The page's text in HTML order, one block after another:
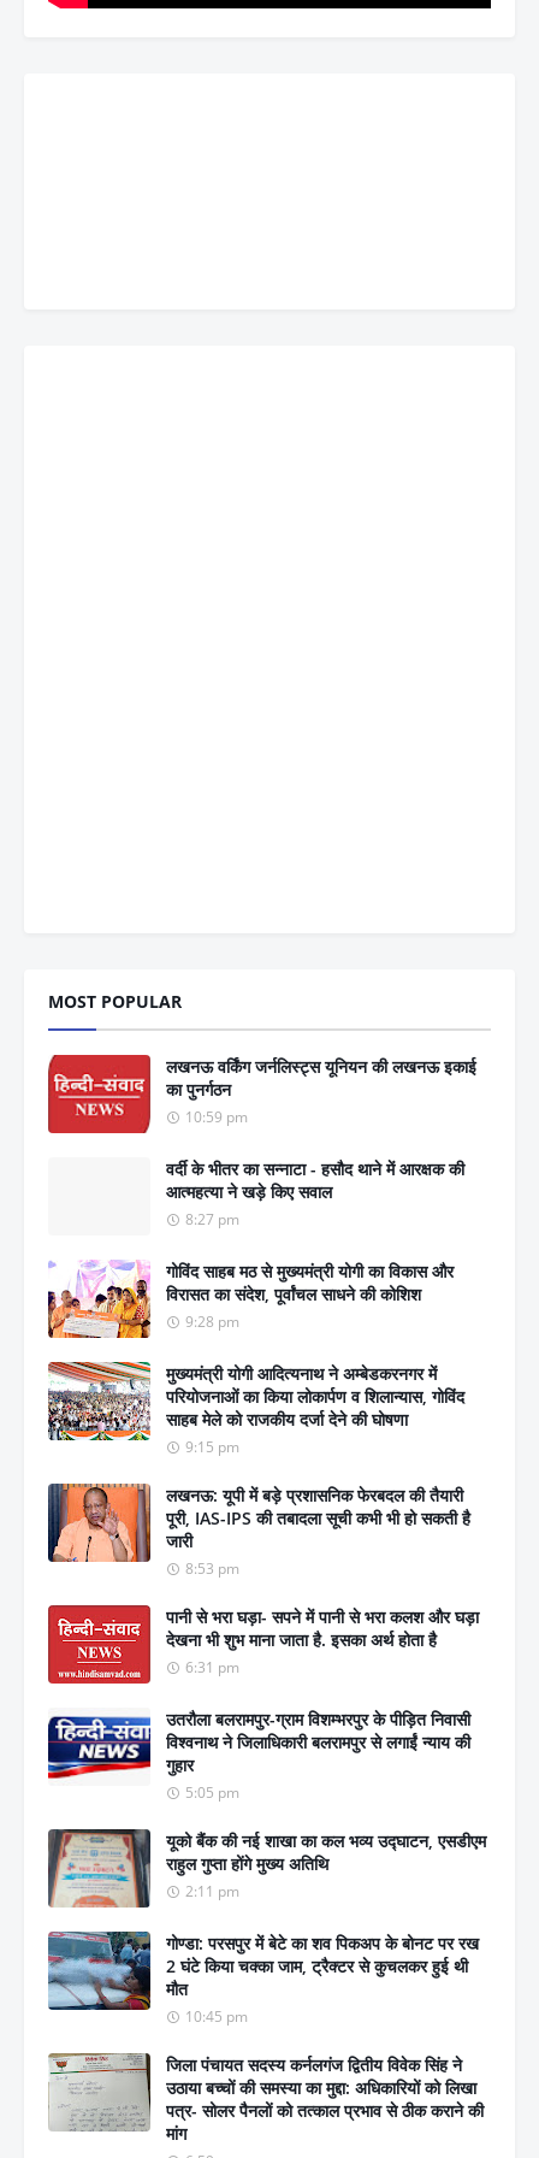
MOST POPULAR
लखनऊ वर्किंग जर्नलिस्ट्स यूनियन की लखनऊ इकाई
का पुनर्गठन
10:59 pm
वर्दी के भीतर का सन्नाटा - हसौद थाने में आरक्षक की
आत्महत्या ने खड़े किए सवाल
8:27 pm
गोविंद साहब मठ से मुख्यमंत्री योगी का विकास और
विरासत का संदेश, पूर्वांचल साधने की कोशिश
9:28 pm
मुख्यमंत्री योगी आदित्यनाथ ने अम्बेडकरनगर में
परियोजनाओं का किया लोकार्पण व शिलान्यास, गोविंद
साहब मेले को राजकीय दर्जा देने की घोषणा
9:15 pm
लखनऊ: यूपी में बड़े प्रशासनिक फेरबदल की तैयारी
पूरी, IAS-IPS की तबादला सूची कभी भी हो सकती है
जारी
8:53 pm
पानी से भरा घड़ा- सपने में पानी से भरा कलश और घड़ा
देखना भी शुभ माना जाता है. इसका अर्थ होता है
6:31 pm
उतरौला बलरामपुर-ग्राम विशम्भरपुर के पीड़ित निवासी
विश्वनाथ ने जिलाधिकारी बलरामपुर से लगाईं न्याय की
गुहार
5:05 pm
यूको बैंक की नई शाखा का कल भव्य उद्घाटन, एसडीएम
राहुल गुप्ता होंगे मुख्य अतिथि
2:11 pm
गोण्डा: परसपुर में बेटे का शव पिकअप के बोनट पर रख
2 घंटे किया चक्का जाम, ट्रैक्टर से कुचलकर हुई थी
मौत
10:45 pm
जिला पंचायत सदस्य कर्नलगंज द्वितीय विवेक सिंह ने
उठाया बच्चों की समस्या का मुद्दा: अधिकारियों को लिखा
पत्र- सोलर पैनलों को तत्काल प्रभाव से ठीक कराने की
मांग